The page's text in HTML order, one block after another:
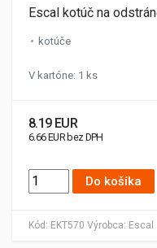
Kód: EKT570 Výrobca: Escal
Escal kotúč na
kotúče
V kartóne: 1 ks
8.19 EUR
6.66 EUR bez DPH
Do košíka